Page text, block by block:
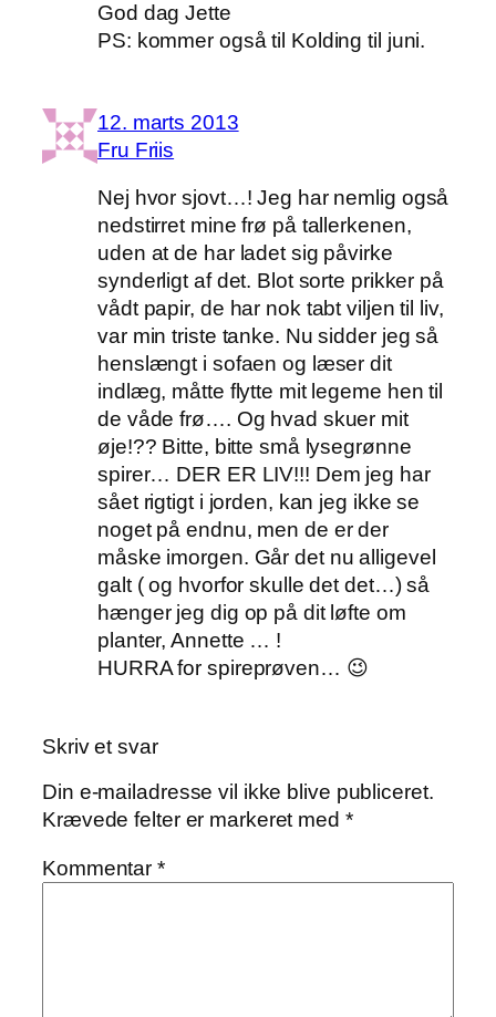
God dag Jette
PS: kommer også til Kolding til juni.
12. marts 2013
Fru Friis
Nej hvor sjovt…! Jeg har nemlig også
nedstirret mine frø på tallerkenen,
uden at de har ladet sig påvirke
synderligt af det. Blot sorte prikker på
vådt papir, de har nok tabt viljen til liv,
var min triste tanke. Nu sidder jeg så
henslængt i sofaen og læser dit
indlæg, måtte flytte mit legeme hen til
de våde frø…. Og hvad skuer mit
øje!?? Bitte, bitte små lysegrønne
spirer… DER ER LIV!!! Dem jeg har
sået rigtigt i jorden, kan jeg ikke se
noget på endnu, men de er der
måske imorgen. Går det nu alligevel
galt ( og hvorfor skulle det det…) så
hænger jeg dig op på dit løfte om
planter, Annette … !
HURRA for spireprøven… 😉
Skriv et svar
Din e-mailadresse vil ikke blive publiceret.
Krævede felter er markeret med *
Kommentar*